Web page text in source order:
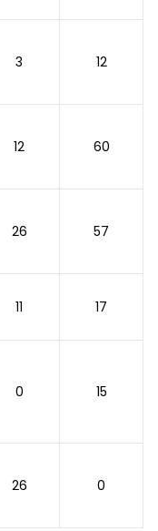
3 12
12 60
26 57
11 17
0 15
26 0